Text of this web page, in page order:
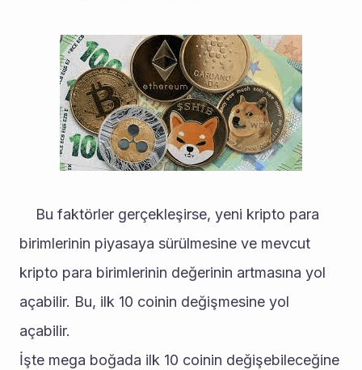
birimlerinin piyasaya sürülmesine ve mevcut
kripto para birimlerinin değerinin artmasına yol
açabilir. Bu, ilk 10 coinin değişmesine yol
açabilir.
İşte mega boğada ilk 10 coinin değişebileceğine